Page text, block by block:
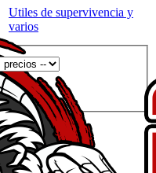
Utiles de supervivencia y
varios